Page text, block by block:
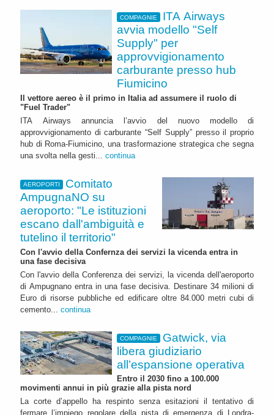
COMPAGNIE
ITA Airways
avvia modello "Self
Supply" per
approvvigionamento
carburante presso hub
Fiumicino
Il vettore aereo è il primo in Italia ad assumere il ruolo di
"Fuel Trader"
ITA Airways annuncia l’avvio del nuovo modello di
approvvigionamento di carburante “Self Supply” presso il proprio
hub di Roma-Fiumicino, una trasformazione strategica che segna
una svolta nella gesti... continua
AEROPORTI
Comitato
AmpugnaNO su
aeroporto: "Le istituzioni
escano dall'ambiguità e
tutelino il territorio"
Con l'avvio della Confernza dei servizi la vicenda entra in
una fase decisiva
Con l'avvio della Conferenza dei servizi, la vicenda dell'aeroporto
di Ampugnano entra in una fase decisiva. Destinare 34 milioni di
Euro di risorse pubbliche ed edificare oltre 84.000 metri cubi di
cemento... continua
COMPAGNIE
Gatwick, via
libera giudiziario
all’espansione operativa
Entro il 2030 fino a 100.000
movimenti annui in più grazie alla pista nord
La corte d’appello ha respinto senza esitazioni il tentativo di
fermare l’impiego regolare della pista di emergenza di Londra-